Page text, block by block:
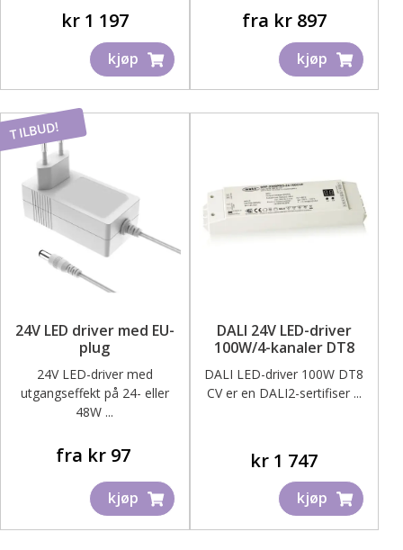
kr1 197
kjøp
Vurdert4.83
fra kr897
kjøp
Dette
produktet
har
kan
velges
24V LED driver med EU-
plug
24V LED-driver med
utgangseffekt på 24- eller
48W ...
TILBUD!
fra kr 97
kjøp
Dette
produktet
har
flere
DALI 24V LED-driver
100W/4-kanaler DT8
DALI LED-driver 100W DT8
CV er en DALI2-sertifiser ...
kr 1 747
kjøp